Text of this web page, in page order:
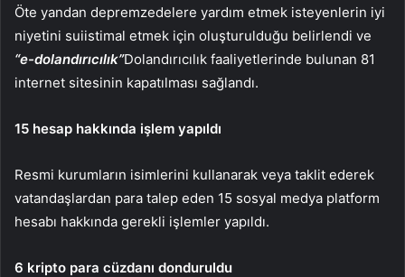
Öte yandan depremzedelere yardım etmek isteyenlerin iyi
niyetini suiistimal etmek için oluşturulduğu belirlendi ve
“e-dolandırıcılık”Dolandırıcılık faaliyetlerinde bulunan 81
internet sitesinin kapatılması sağlandı.
15 hesap hakkında işlem yapıldı
Resmi kurumların isimlerini kullanarak veya taklit ederek
vatandaşlardan para talep eden 15 sosyal medya platform
hesabı hakkında gerekli işlemler yapıldı.
6 kripto para cüzdanı donduruldu